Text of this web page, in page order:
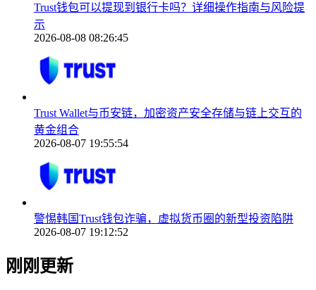
Trust钱包可以提现到银行卡吗？详细操作指南与风险提
示
2026-08-08 08:26:45
Trust Wallet与币安链，加密资产安全存储与链上交互的
黄金组合
2026-08-07 19:55:54
警惕韩国Trust钱包诈骗，虚拟货币圈的新型投资陷阱
2026-08-07 19:12:52
刚刚更新